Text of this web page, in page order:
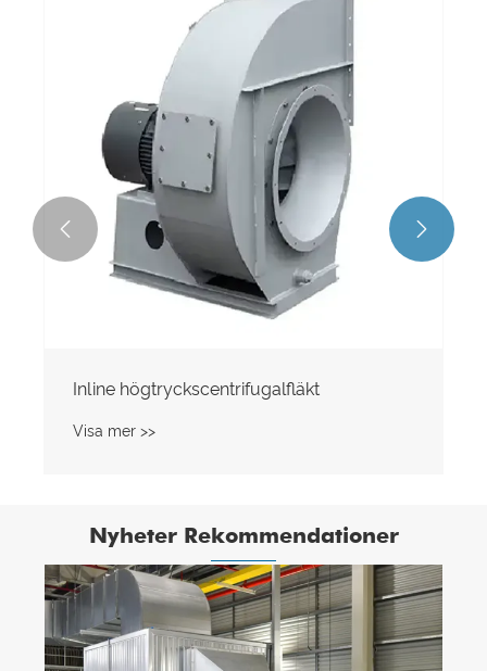
Inline högtryckscentrifugalfläkt
Visa mer >>
 
Nyheter Rekommendationer